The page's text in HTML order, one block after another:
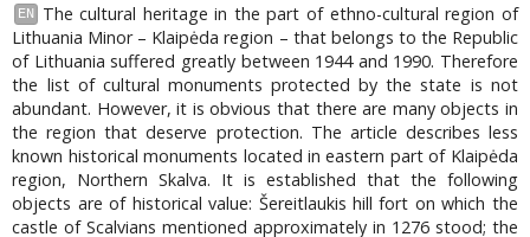
EN
The cultural heritage in the part of ethno-cultural region of
Lithuania Minor – Klaipėda region – that belongs to the Republic
of Lithuania suffered greatly between 1944 and 1990. Therefore
the list of cultural monuments protected by the state is not
abundant. However, it is obvious that there are many objects in
the region that deserve protection. The article describes less
known historical monuments located in eastern part of Klaipėda
region, Northern Skalva. It is established that the following
objects are of historical value: Šereitlaukis hill fort on which the
castle of Scalvians mentioned approximately in 1276 stood; the